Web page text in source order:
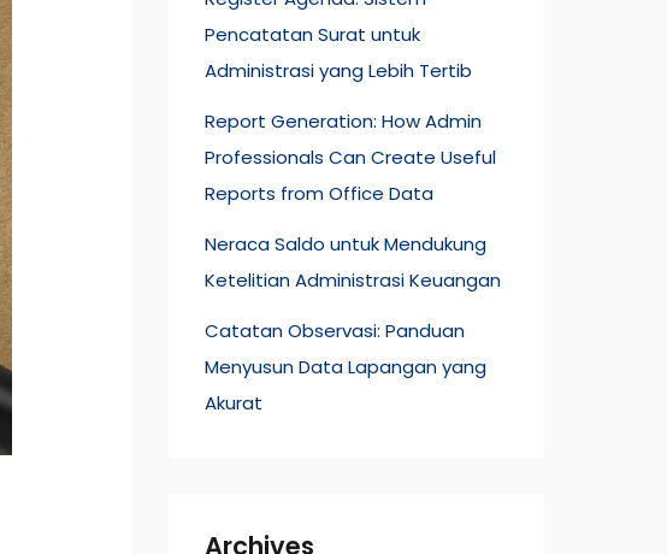
Pencatatan Surat untuk
Administrasi yang Lebih Tertib
Report Generation: How Admin
Professionals Can Create Useful
Reports from Office Data
Neraca Saldo untuk Mendukung
Ketelitian Administrasi Keuangan
Catatan Observasi: Panduan
Menyusun Data Lapangan yang
Akurat
Archives